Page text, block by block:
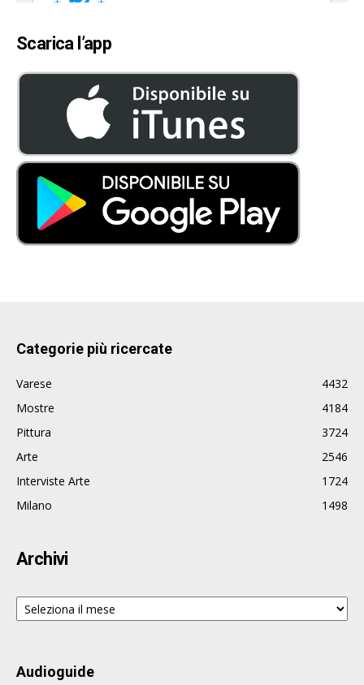
Scarica l’app
Categorie più ricercate
Varese
4432
Mostre
4184
Pittura
3724
Arte
2546
Interviste Arte
1724
Milano
1498
Archivi
Archivi
Audioguide